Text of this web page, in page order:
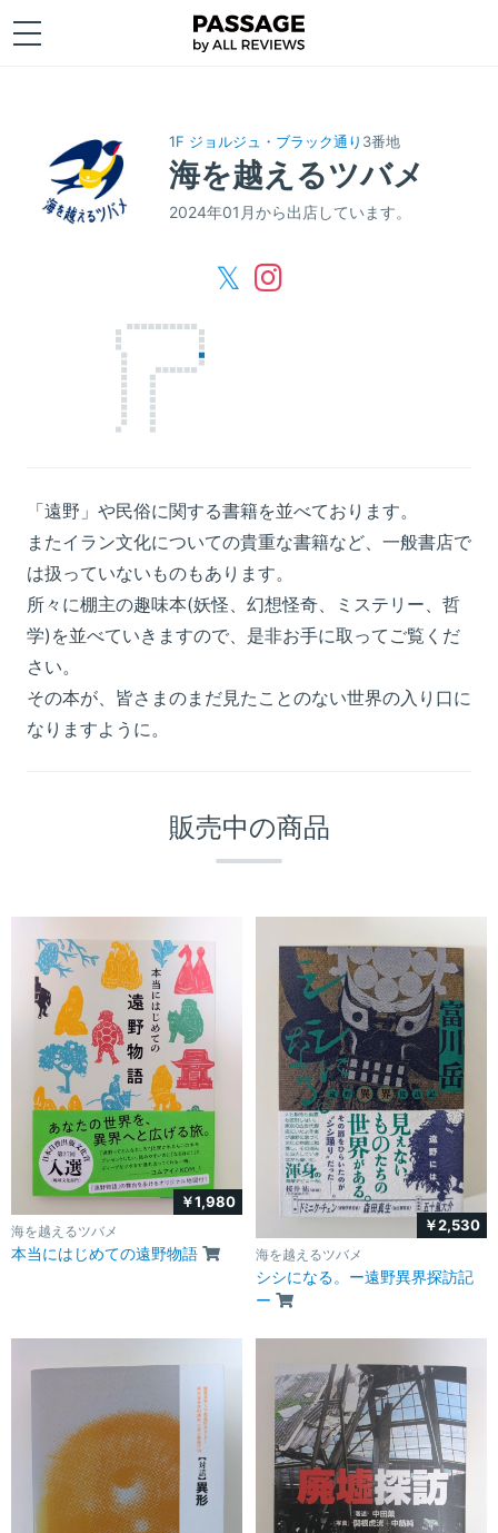
1F ジョルジュ・ブラック通り 3番地
海を越えるツバメ
2024年01月から出店しています。
「遠野」や民俗に関する書籍を並べております。
またイラン文化についての貴重な書籍など、一般書店で
は扱っていないものもあります。
所々に棚主の趣味本(妖怪、幻想怪奇、ミステリー、哲
学)を並べていきますので、是非お手に取ってご覧くだ
さい。
その本が、皆さまのまだ見たことのない世界の入り口に
なりますように。
販売中の商品
￥1,980
海を越えるツバメ
本当にはじめての遠野物語
￥2,530
海を越えるツバメ
シシになる。ー遠野異界探訪記
ー